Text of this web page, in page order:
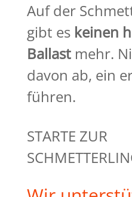
Auf der
gibt es keinen
Ballastmehr.
davon ab, ein
führen.
STARTE ZUR